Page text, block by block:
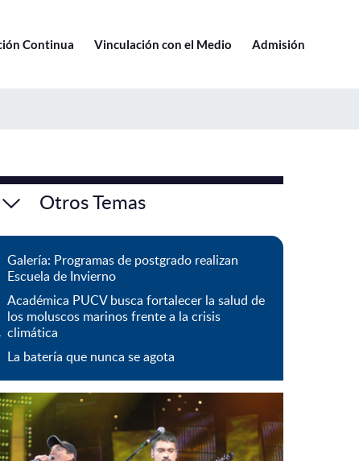
Continua Vinculación con el Medio Admisión
Otros Temas
Galería: Programas de postgrado realizan
Escuela de Invierno
Académica PUCV busca fortalecer la salud de
los moluscos marinos frente a la crisis
climática
La batería que nunca se agota